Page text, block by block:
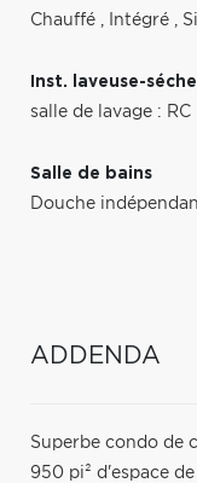
Chauffé , Intégré ,
Inst. laveuse-
salle de lavage : RC
Salle de bains
Douche
ADDENDA
Superbe condo de
950 pi² d'espace